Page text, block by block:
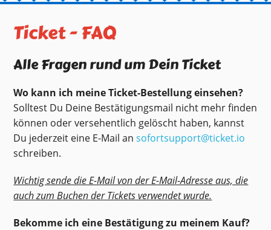
Ticket - FAQ
Alle Fragen rund um Dein Ticket
Wo kann ich meine Ticket-Bestellung einsehen?
Solltest Du Deine Bestätigungsmail nicht mehr finden
können oder versehentlich gelöscht haben, kannst
Du jederzeit eine E-Mail ansofortsupport@ticket.io
schreiben.
Wichtig sende die E-Mail von der E-Mail-Adresse aus, die
auch zum Buchen der Tickets verwendet wurde.
Bekomme ich eine Bestätigung zu meinem Kauf?